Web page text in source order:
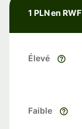
1 PLN en RWF
Élevé
Faible